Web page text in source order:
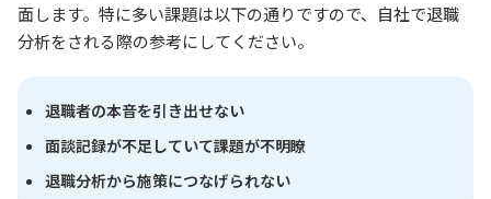
面します。特に多い課題は以下の通りですので、自社で退職
分析をされる際の参考にしてください。
退職者の本音を引き出せない
面談記録が不足していて課題が不明瞭
退職分析から施策につなげられない